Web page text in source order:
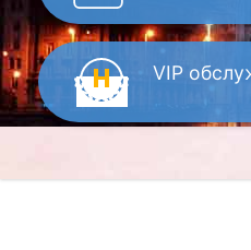
VIP